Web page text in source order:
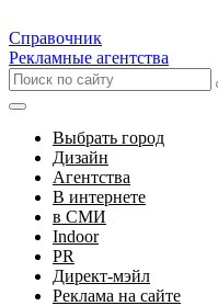
Справочник
Рекламные агентства
Выбрать город
Дизайн
Агентства
В интернете
в СМИ
Indoor
PR
Директ-мэйл
Реклама на сайте